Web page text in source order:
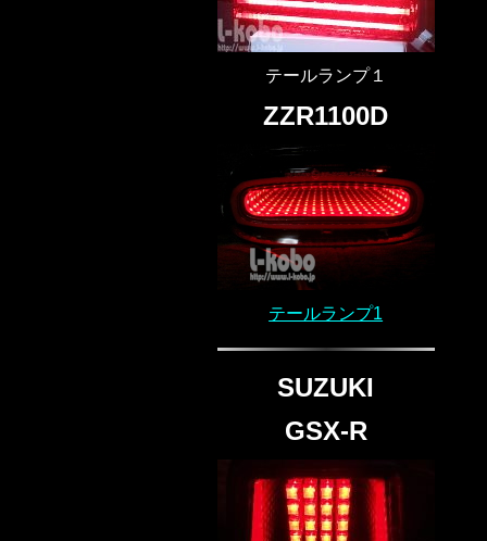
テールランプ１
ZZR1100D
テールランプ1
SUZUKI
GSX-R